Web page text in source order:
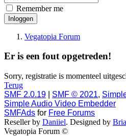
Remember me
Inloggen
Vegatopia Forum
Er is een fout opgetreden!
Sorry, registratie is momenteel
Terug
SMF 2.0.19
SMF © 2021,
Simple Audio Video Embedder
SMFAds for Free Forums
Reseller by Daniiel. Designed by
Vegatopia Forum ©